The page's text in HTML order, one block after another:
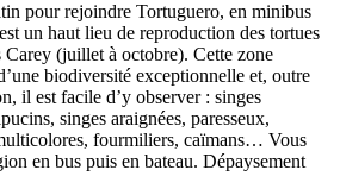
pour rejoindre Tortuguero, en minibus
un haut lieu de reproduction des tortues
Carey (juillet à octobre). Cette zone
biodiversité exceptionnelle et, outre
il est facile d’y observer : singes
singes araignées, paresseux,
fourmiliers, caïmans… Vous
en bus puis en bateau. Dépaysement